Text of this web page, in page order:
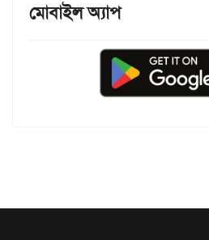
মোবাইল অ্যাপ